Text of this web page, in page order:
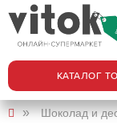
КАТАЛОГ
Шоколад и